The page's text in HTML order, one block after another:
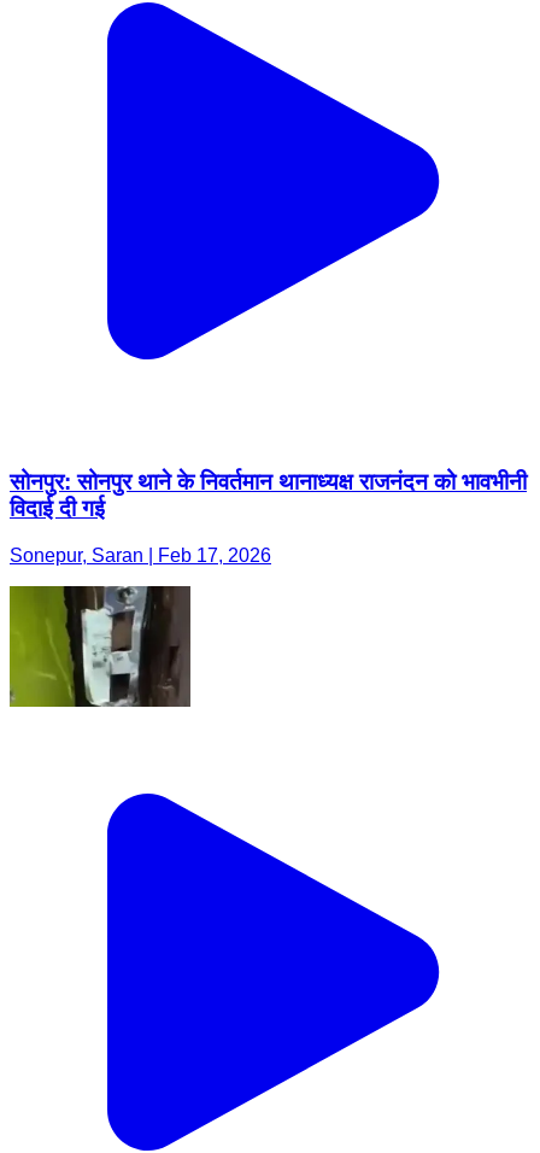
सोनपुर: सोनपुर थाने के निवर्तमान थानाध्यक्ष राजनंदन को भावभीनी
विदाई दी गई
Sonepur, Saran | Feb 17, 2026